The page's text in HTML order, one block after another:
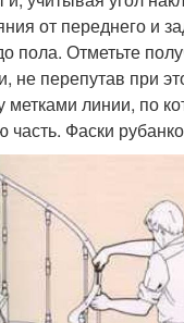
от переднего и
пола. Отметьте
не перепутав при
метками линии, по
Фаски